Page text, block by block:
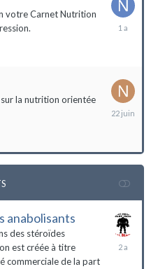
votre Carnet Nutrition
13
la nutrition orientée
22
anabolisants
des stéroïdes
est créée à titre
commerciale de la part
26